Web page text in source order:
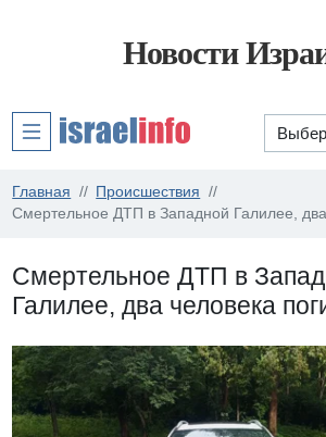
Новости
Главная
Происшествия
Смертельное ДТП в Западной Галилее, два
Смертельное ДТП в
Галилее, два человека